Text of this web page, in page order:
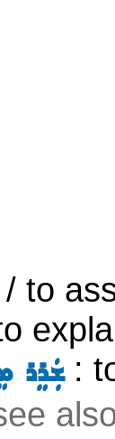
to
ܫܲܪܸܪ: